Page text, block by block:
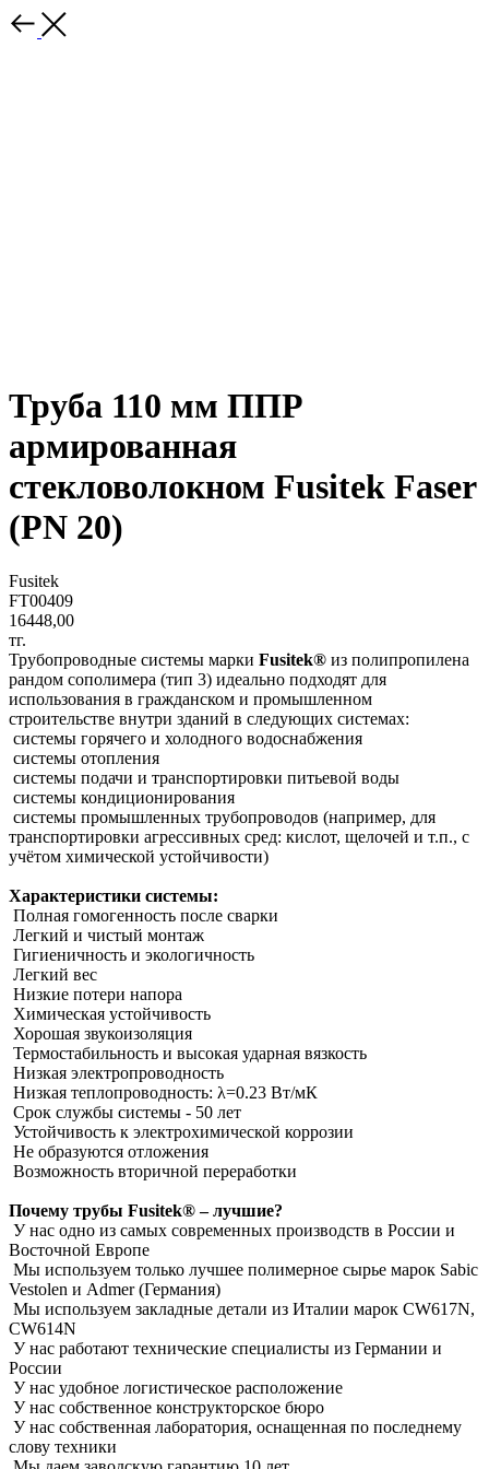
Труба 110 мм ППР
армированная
стекловолокном Fusitek Faser
(PN 20)
Fusitek
FT00409
16448,00
тг.
Трубопроводные системы марки Fusitek® из полипропилена
рандом сополимера (тип 3) идеально подходят для
использования в гражданском и промышленном
строительстве внутри зданий в следующих системах:
системы горячего и холодного водоснабжения
системы отопления
системы подачи и транспортировки питьевой воды
системы кондиционирования
системы промышленных трубопроводов (например, для
транспортировки агрессивных сред: кислот, щелочей и т.п., с
учётом химической устойчивости)
Характеристики системы:
Полная гомогенность после сварки
Легкий и чистый монтаж
Гигиеничность и экологичность
Легкий вес
Низкие потери напора
Химическая устойчивость
Хорошая звукоизоляция
Термостабильность и высокая ударная вязкость
Низкая электропроводность
Низкая теплопроводность: λ=0.23 Вт/мК
Срок службы системы - 50 лет
Устойчивость к электрохимической коррозии
Не образуются отложения
Возможность вторичной переработки
Почему трубы Fusitek® – лучшие?
У нас одно из самых современных производств в России и
Восточной Европе
Мы используем только лучшее полимерное сырье марок Sabic
Vestolen и Admer (Германия)
Мы используем закладные детали из Италии марок CW617N,
CW614N
У нас работают технические специалисты из Германии и
России
У нас удобное логистическое расположение
У нас собственное конструкторское бюро
У нас собственная лаборатория, оснащенная по последнему
слову техники